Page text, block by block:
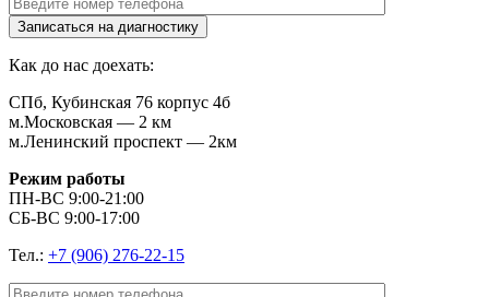
Как до нас доехать:
СПб, Кубинская 76 корпус 4б
м.Московская — 2 км
м.Ленинский проспект — 2км
Режим работы
ПН-ВС 9:00-21:00
СБ-ВС 9:00-17:00
Тел.: +7 (906) 276-22-15